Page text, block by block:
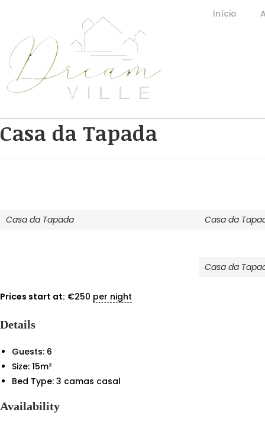
Início
Casa da Tapada
Casa da Tapada Casa da
Casa da
Prices start at: €250 per night
Details
Guests: 6
Size: 15m²
Bed Type: 3 camas casal
Availability